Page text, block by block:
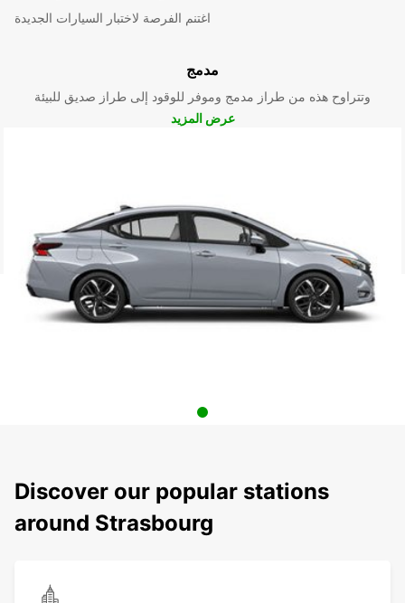
اغتنم الفرصة لاختبار السيارات الجديدة
مدمج
وتتراوح هذه من طراز مدمج وموفر للوقود إلى طراز صديق للبيئة
عرض المزيد
Discover our popular stations
around Strasbourg